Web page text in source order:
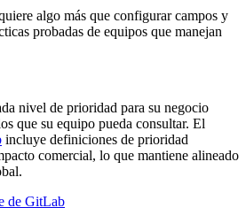
algo más que configurar campos y
probadas de equipos que manejan
nivel de prioridad para su negocio
que su equipo pueda consultar. El
incluye definiciones de prioridad
comercial, lo que mantiene alineado
de GitLab